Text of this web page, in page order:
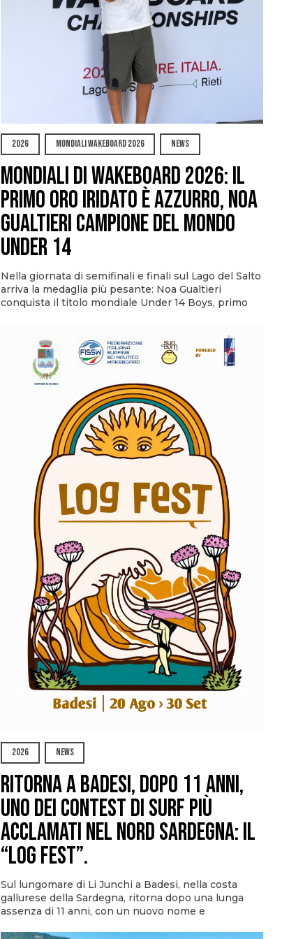
2026 MONDIALI WAKEBOARD 2026 NEWS
Mondiali di Wakeboard 2026: il
primo oro iridato è azzurro, Noa
Gualtieri campione del mondo
Under 14
Nella giornata di semifinali e finali sul Lago del Salto
arriva la medaglia più pesante: Noa Gualtieri
conquista il titolo mondiale Under 14 Boys, primo
2026 NEWS
Ritorna a Badesi, dopo 11 anni,
uno dei contest di surf più
acclamati nel nord Sardegna: il
“Log Fest”.
Sul lungomare di Li Junchi a Badesi, nella costa
gallurese della Sardegna, ritorna dopo una lunga
assenza di 11 anni, con un nuovo nome e